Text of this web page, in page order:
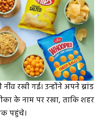
रखी गई। उन्होंने अपने ब्रांड
के नाम पर रखा, ताकि शहर
पहुंचे।